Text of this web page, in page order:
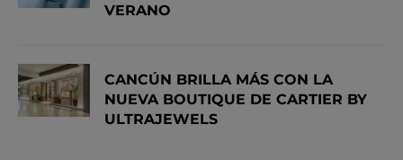
VERANO
CANCÚN BRILLA MÁS CON LA
NUEVA BOUTIQUE DE CARTIER BY
ULTRAJEWELS